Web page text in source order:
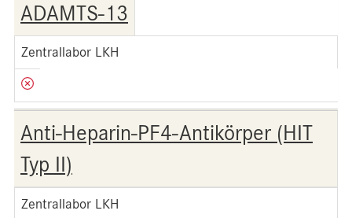
ADAMTS-13
Zentrallabor LKH
Anti-Heparin-PF4-Antikörper (HIT
Typ II)
Zentrallabor LKH